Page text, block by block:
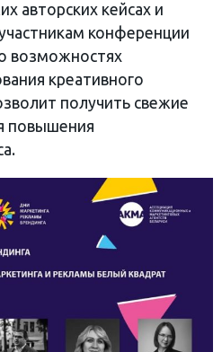
авторских кейсах и
конференции
возможностях
креативного
получить свежие
повышения